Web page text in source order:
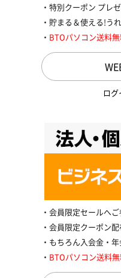
特別クーポン プレ
貯まる＆使える!う
BTOパソコン送料
ロ
会員限定セールへ
会員限定クーポン配
もちろん入会金・
BTOパソコン送料